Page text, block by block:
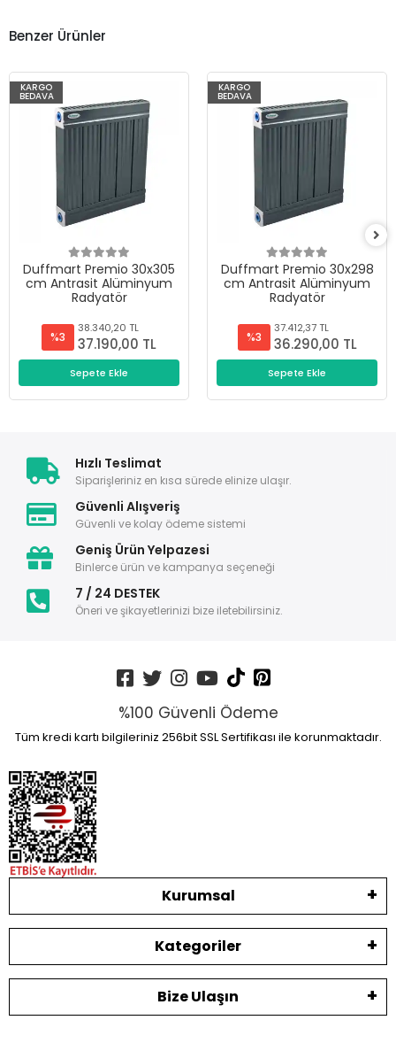
Benzer Ürünler
KARGO
BEDAVA
Duffmart Premio 30x305
cm Antrasit Alüminyum
Radyatör
%3
38.340,20 TL
37.190,00 TL
Sepete Ekle
KARGO
BEDAVA
Duffmart Premio 30x298
cm Antrasit Alüminyum
Radyatör
%3
37.412,37 TL
36.290,00 TL
Sepete Ekle
Hızlı Teslimat
Siparişleriniz en kısa sürede elinize ulaşır.
Güvenli Alışveriş
Güvenli ve kolay ödeme sistemi
Geniş Ürün Yelpazesi
Binlerce ürün ve kampanya seçeneği
7 / 24 DESTEK
Öneri ve şikayetlerinizi bize iletebilirsiniz.
%100 Güvenli Ödeme
Tüm kredi kartı bilgileriniz 256bit SSL Sertifikası ile korunmaktadır.
Kurumsal
Kategoriler
Bize Ulaşın